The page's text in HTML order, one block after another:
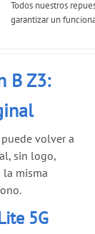
Todos nuestros
garantizar un
B Z3:
volver a
sin logo,
la misma
5G